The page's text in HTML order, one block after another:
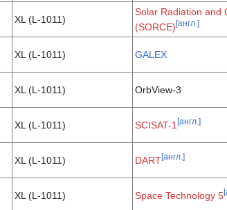
XL (L-1011)
Solar Radiation and
(SORCE) [англ.]
XL (L-1011) GALEX
XL (L-1011) OrbView-3
XL (L-1011) SCISAT-1 [англ.]
XL (L-1011) DART[англ.]
XL (L-1011) Space Technology 5